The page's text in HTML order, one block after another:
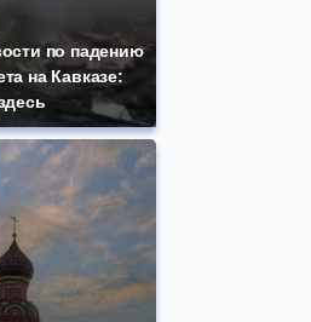
по падению
на Кавказе: